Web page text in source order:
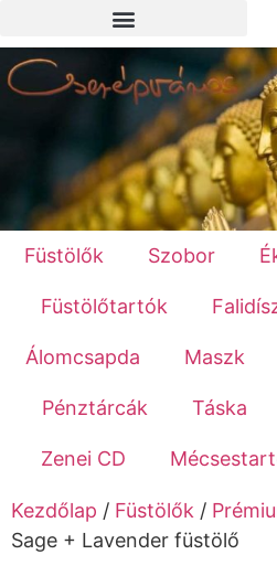
Füstölők Szobor
Füstölőtartók
Álomcsapda Maszk
Pénztárcák Táska
Zenei CD
Kezdőlap / Füstölők /
Sage + Lavender füstölő